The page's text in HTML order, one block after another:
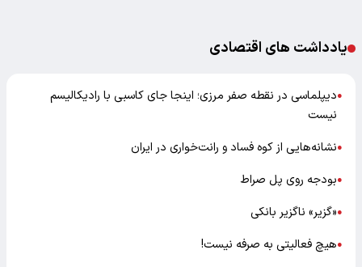
یادداشت های اقتصادی
●دیپلماسی در نقطه صفر مرزی؛ اینجا جای کاسبی با رادیکالیسم
نیست
●نشانه‌هایی از کوه فساد و رانت‌خواری در ایران
●بودجه روی پل صراط
●«گزیر» ناگزیر بانکی
●هیچ فعالیتی به صرفه نیست!